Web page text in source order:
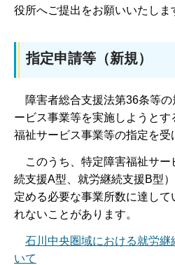
役所へご提出をお願いいたしま
指定申請等（新規）
障害者総合支援法第36条等
ービス事業等を実施しようと
福祉サービス事業等の指定を受
このうち、特定障害福祉サ
続支援A型、就労継続支援B型
定める必要な事業所数に達し
れないことがあります。
石川中央圏域における就労
いて